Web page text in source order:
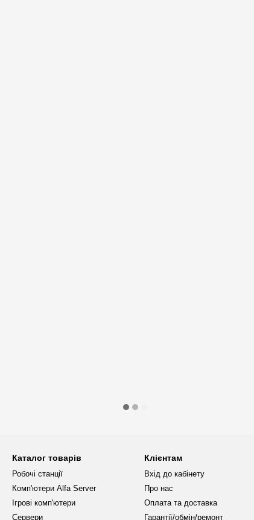
Каталог товарів
Робочі станції
Комп'ютери Alfa Server
Ігрові комп'ютери
Сервери
Клієнтам
Вхід до кабінету
Про нас
Оплата та доставка
Гарантії/обмін/ремонт